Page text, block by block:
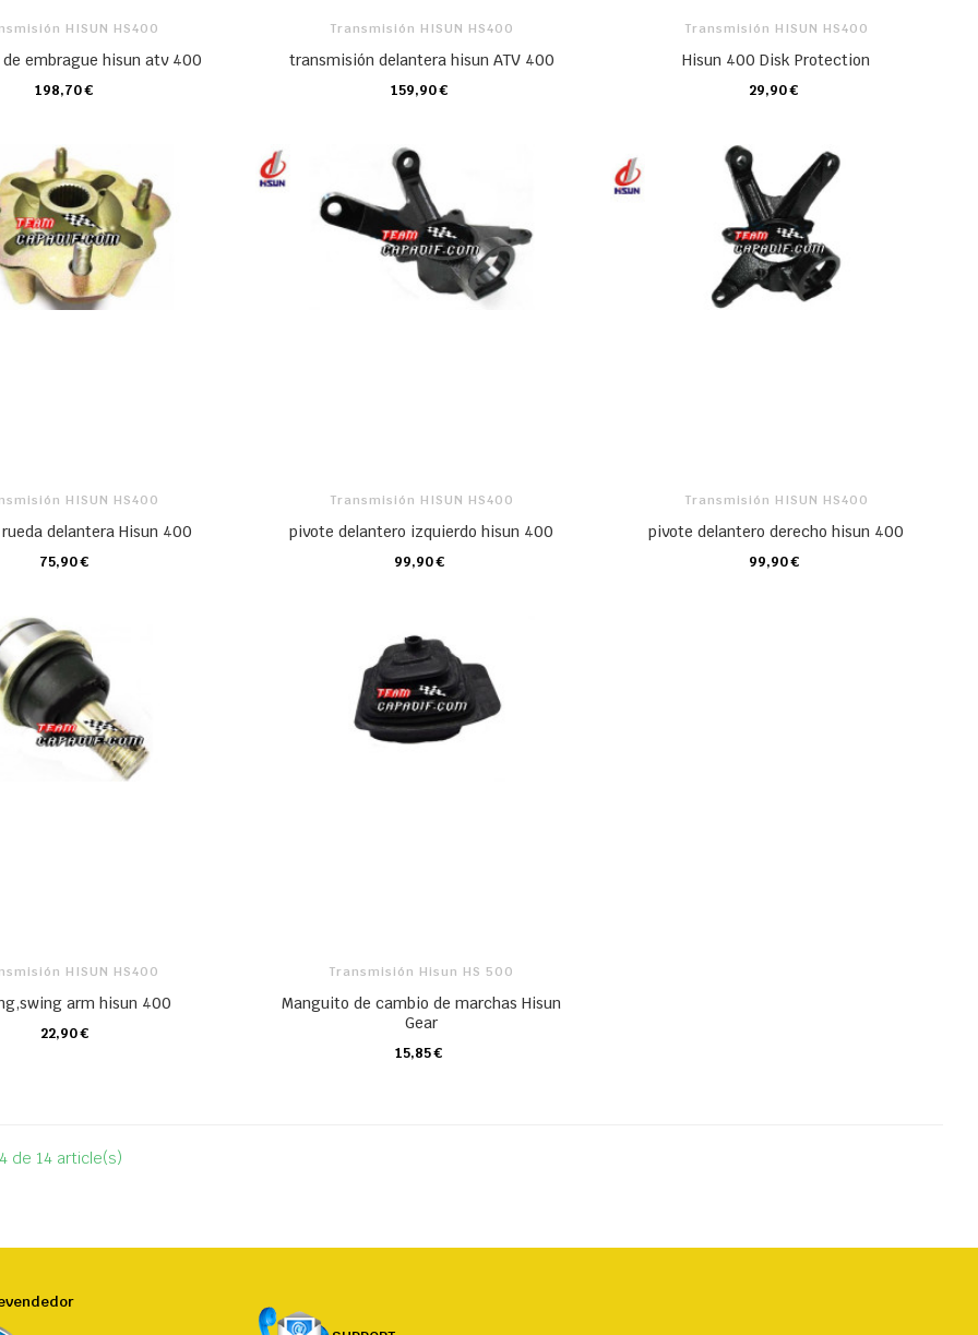
HISUN HS400
de embrague hisun atv 400
198,70 €
CARRO
Transmisión HISUN HS400
transmisión delantera hisun ATV 400
159,90 €
CARRO
Transmisión HISUN HS400
Hisun 400 Disk Protection
29,90 €
CARRO
HISUN HS400
rueda delantera Hisun 400
75,90 €
CARRO
Transmisión HISUN HS400
pivote delantero izquierdo hisun 400
99,90 €
CARRO
Transmisión HISUN HS400
pivote delantero derecho hisun 400
99,90 €
CARRO
HISUN HS400
arm hisun 400
22,90 €
CARRO
Transmisión Hisun HS 500
Manguito de cambio de marchas Hisun
Gear
15,85 €
CARRO
de 14 article(s)